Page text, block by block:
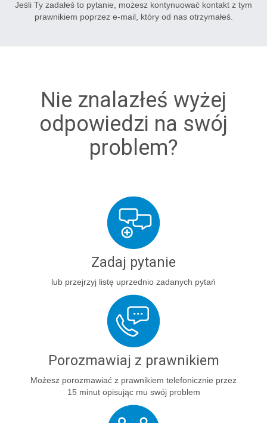
Jeśli Ty zadałeś to pytanie, możesz kontynuować kontakt z tym
prawnikiem poprzez e-mail, który od nas otrzymałeś.
Nie znalazłeś wyżej
odpowiedzi na swój
problem?
Zadaj pytanie
lub przejrzyj listę uprzednio zadanych pytań
Porozmawiaj z prawnikiem
Możesz porozmawiać z prawnikiem telefonicznie przez
15 minut opisując mu swój problem